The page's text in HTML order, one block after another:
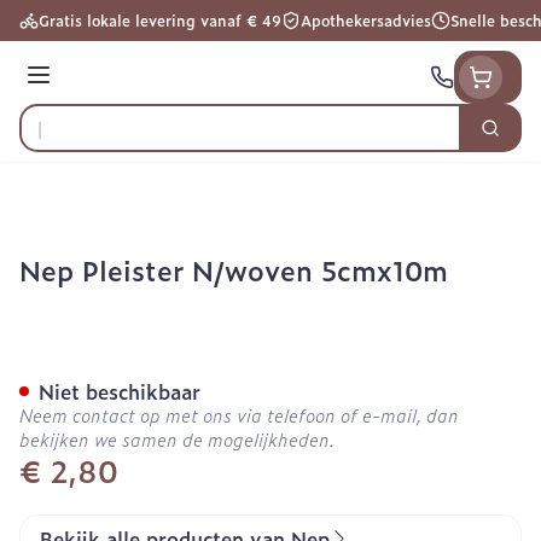
Ga naar de inhoud
Gratis lokale levering vanaf € 49 Apothekersadvies Snelle
Menu
Product, merk, categorie...
Zoek
Nep Pleister N/woven 5cmx10m
€ 2,80
Niet beschikbaar
Neem contact op met ons via telefoon of e-mail, dan
bekijken we samen de mogelijkheden.